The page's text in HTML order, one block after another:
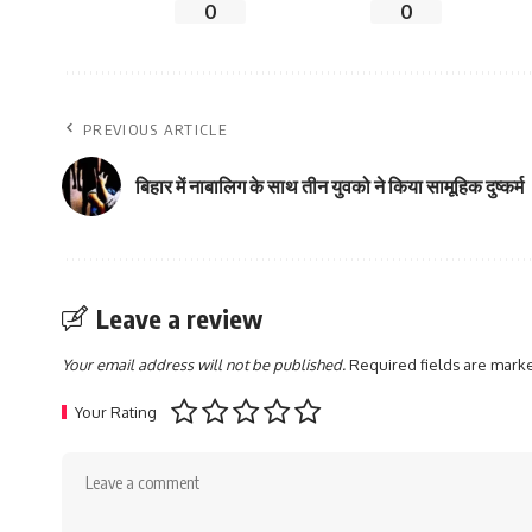
0 0
PREVIOUS ARTICLE
बिहार में नाबालिग के साथ तीन युवको ने किया सामूहिक दुष्कर्म
Leave a review
Your email address will not be published.Required fields are
Your Rating